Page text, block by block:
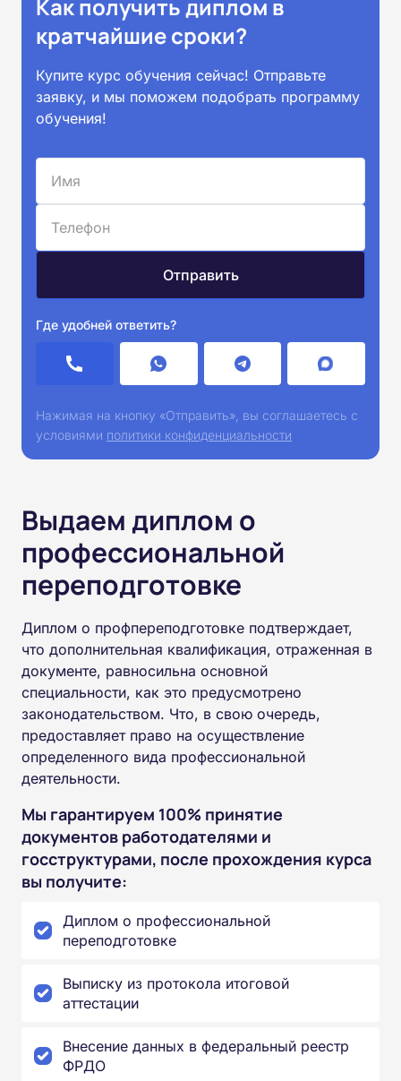
Как получить диплом в
кратчайшие сроки?
Купите курс обучения сейчас! Отправьте
заявку, и мы поможем подобрать программу
обучения!
Где удобней ответить?
Нажимая на кнопку «Отправить», вы соглашаетесь с
условиями политики конфиденциальности
Выдаем диплом о
профессиональной
переподготовке
Диплом о профпереподготовке подтверждает,
что дополнительная квалификация, отраженная в
документе, равносильна основной
специальности, как это предусмотрено
законодательством. Что, в свою очередь,
предоставляет право на осуществление
определенного вида профессиональной
деятельности.
Мы гарантируем 100% принятие
документов работодателями и
госструктурами, после прохождения курса
вы получите:
Диплом о профессиональной
переподготовке
Выписку из протокола итоговой
аттестации
Внесение данных в федеральный реестр
ФРДО